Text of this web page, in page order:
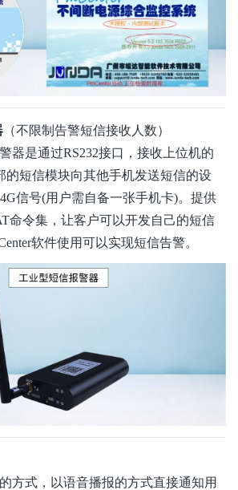
（不限制告警短信接收人数）
器是通过RS232接口，接收上位机的
的短信模块向其他手机发送短信的设
信号(用户需自备一张手机卡)。提供
命令集，让客户可以开发自己的短信
软件使用可以实现短信告警。
方式，以语音播报的方式直接通知用